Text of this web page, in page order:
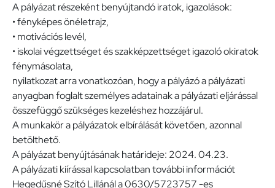
A pályázat részeként benyújtandó iratok, igazolások:
• fényképes önéletrajz,
• motivációs levél,
• iskolai végzettséget és szakképzettséget igazoló okiratok
fénymásolata,
nyilatkozat arra vonatkozóan, hogy a pályázó a pályázati
anyagban foglalt személyes adatainak a pályázati eljárással
összefüggő szükséges kezeléshez hozzájárul.
A munkakör a pályázatok elbírálását követően, azonnal
betölthető.
A pályázat benyújtásának határideje: 2024. 04.23.
A pályázati kiírással kapcsolatban további információt
Hegedűsné Szító Lillánál a 0630/5723757 -es